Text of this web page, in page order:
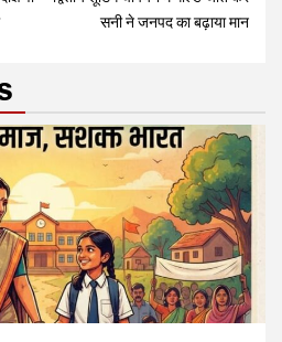
सनी ने जनपद का बढ़ाया मान